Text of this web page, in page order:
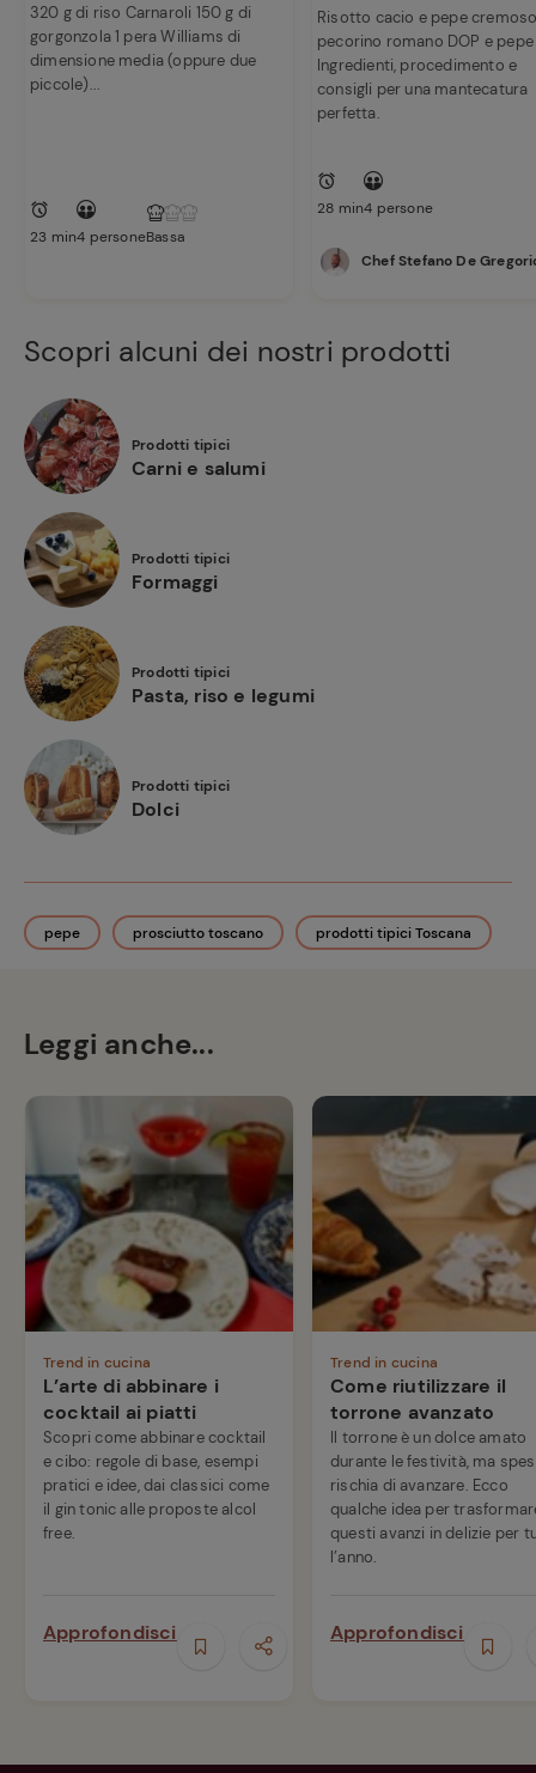
320 g di riso Carnaroli 150 g di
gorgonzola 1 pera Williams di
dimensione media (oppure due
piccole)...
23 min4 personeBassa
Risotto cacio e pepe
pecorino romano DOP e
Ingredienti, procedimento e
consigli per una mantecatura
perfetta.
28 min4 persone
Chef Stefano De
Scopri alcuni dei nostri prodotti
Prodotti tipici
Carni e salumi
Prodotti tipici
Formaggi
Prodotti tipici
Pasta, riso e legumi
Prodotti tipici
Dolci
pepe prosciutto toscano prodotti tipici Toscana
Leggi anche...
Trend in cucina
L’arte di abbinare i
cocktail ai piatti
Scopri come abbinare cocktail
e cibo: regole di base, esempi
pratici e idee, dai classici come
il gin tonic alle proposte alcol
free.
Approfondisci
Trend in cucina
Come riutilizzare il
torrone avanzato
Il torrone è un dolce amato
durante le festività, ma
rischia di avanzare. Ecco
qualche idea per
questi avanzi in delizie per
l’anno.
Approfondisci